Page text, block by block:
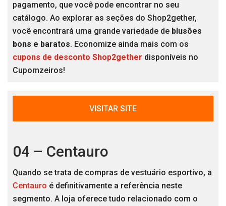
pagamento, que você pode encontrar no seu
catálogo. Ao explorar as seções do Shop2gether,
você encontrará uma grande variedade de blusões
bons e baratos. Economize ainda mais com os
cupons de desconto Shop2gether disponíveis no
Cupomzeiros!
VISITAR SITE
04 – Centauro
Quando se trata de compras de vestuário esportivo, a
Centauro é definitivamente a referência neste
segmento. A loja oferece tudo relacionado com o